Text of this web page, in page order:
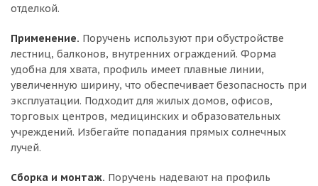
отделкой.
Применение. Поручень используют при обустройстве
лестниц, балконов, внутренних ограждений. Форма
удобна для хвата, профиль имеет плавные линии,
увеличенную ширину, что обеспечивает безопасность при
эксплуатации. Подходит для жилых домов, офисов,
торговых центров, медицинских и образовательных
учреждений. Избегайте попадания прямых солнечных
лучей.
Сборка и монтаж. Поручень надевают на профиль